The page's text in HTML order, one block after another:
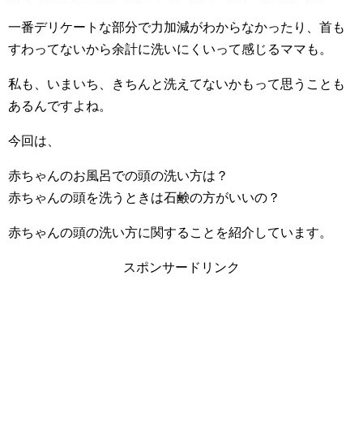
一番デリケートな部分で力加減がわからなかったり、首も
すわってないから余計に洗いにくいって感じるママも。
私も、いまいち、きちんと洗えてないかもって思うことも
あるんですよね。
今回は、
赤ちゃんのお風呂での頭の洗い方は？
赤ちゃんの頭を洗うときは石鹸の方がいいの？
赤ちゃんの頭の洗い方に関することを紹介しています。
スポンサードリンク